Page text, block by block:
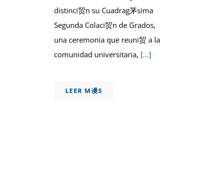
distinci贸n su Cuadrag茅sima
Segunda Colaci贸n de Grados,
una ceremonia que reuni贸 a la
comunidad universitaria, [...]
LEER M谩S